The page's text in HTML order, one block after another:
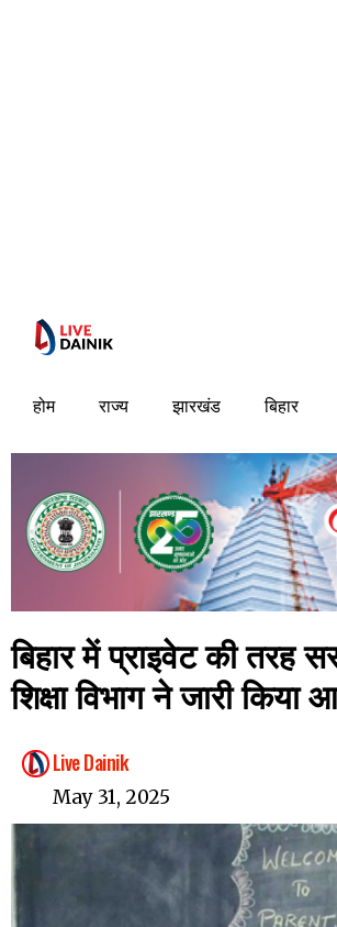
होम राज्य झारखंड बिहार
बिहार में प्राइवेट की तरह
शिक्षा विभाग ने जारी किया
Live Dainik
May 31, 2025